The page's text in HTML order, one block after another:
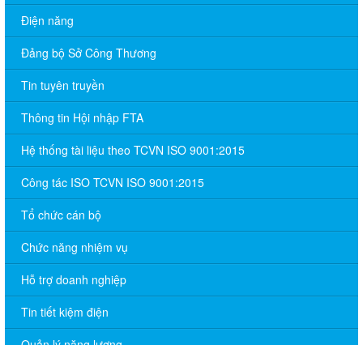
Điện năng
Đảng bộ Sở Công Thương
Tin tuyên truyền
Thông tin Hội nhập FTA
Hệ thống tài liệu theo TCVN ISO 9001:2015
Công tác ISO TCVN ISO 9001:2015
Tổ chức cán bộ
Chức năng nhiệm vụ
Hỗ trợ doanh nghiệp
Tin tiết kiệm điện